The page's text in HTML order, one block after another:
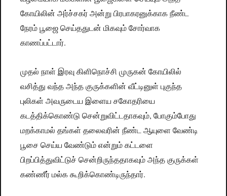
கோயிலின் அர்ச்சகர் அன்று பிரபாகரனுக்காக நீண்ட
நேரம் பூஜை செய்ததுடன் மிகவும் சோர்வாக
காணப்பட்டார்.
முதல் நாள் இரவு கிளிநொச்சி முருகன் கோயிலில்
வசித்து வந்த அந்த குருக்களின் வீட்டினுள் புகுந்த
புலிகள் அவருடைய இளைய சகோதரியை
கடத்திக்கொண்டு சென்றுவிட்டதாகவும்,போகும்போது
மறக்காமல் தங்கள் தலைவரின் நீண்ட ஆயுளை வேண்டி
பூசை செய்ய வேண்டும் என்றும் கட்டளை
பிறப்பித்துவிட்டுச் சென்றிருந்ததாகவும் அந்த குருக்கள்
கண்ணீர் மல்க கூறிக்கொண்டிருந்தார்.